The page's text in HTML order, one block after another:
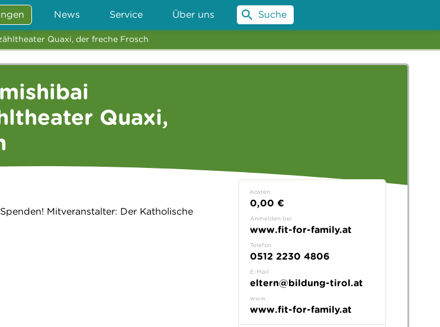
News Service Über uns Suche
Quaxi, der freche Frosch
Quaxi,
Mitveranstalter: Der Katholische
Kosten
0,00 €
Anmelden bei
www.fit-for-family.at
Telefon
0512 2230 4806
E-Mail
eltern@bildung-tirol.at
www
www.fit-for-family.at